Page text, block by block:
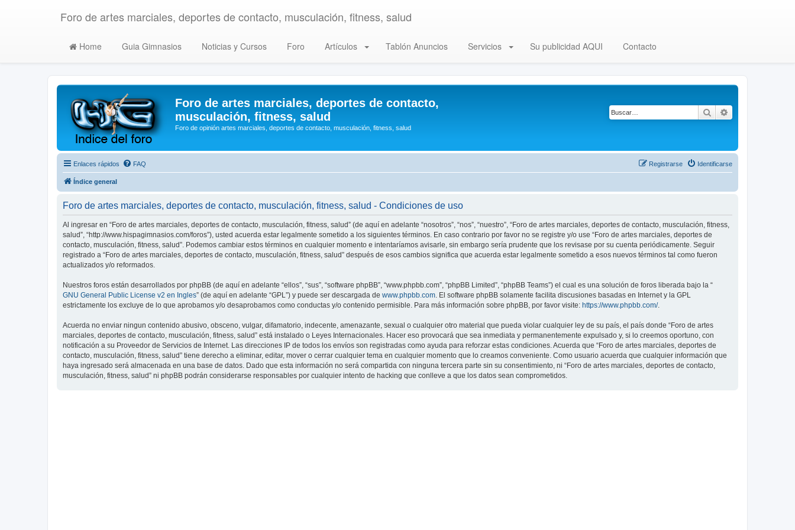
Foro de artes marciales, deportes de contacto, musculación, fitness, salud
Home Guia Gimnasios Noticias y Cursos Foro Artículos Tablón Anuncios Servicios Su publicidad AQUI Contacto
Foro de artes marciales, deportes de contacto,
musculación, fitness, salud
Foro de opinión artes marciales, deportes de contacto, musculación, fitness, salud
Buscar
Enlaces rápidos FAQ Identificarse
Registrarse
Índice general
Foro de artes marciales, deportes de contacto, musculación, fitness, salud - Condiciones de uso
Al ingresar en “Foro de artes marciales, deportes de contacto, musculación, fitness, salud” (de aquí en adelante “nosotros”, “nos”, “nuestro”, “Foro de artes marciales, deportes de contacto, musculación, fitness,
salud”, “http://www.hispagimnasios.com/foros”), usted acuerda estar legalmente sometido a los siguientes términos. En caso contrario por favor no se registre y/o use “Foro de artes marciales, deportes de
contacto, musculación, fitness, salud”. Podemos cambiar estos términos en cualquier momento e intentaríamos avisarle, sin embargo sería prudente que los revisase por su cuenta periódicamente. Seguir
registrado a “Foro de artes marciales, deportes de contacto, musculación, fitness, salud” después de esos cambios significa que acuerda estar legalmente sometido a esos nuevos términos tal como fueron
actualizados y/o reformados.
Nuestros foros están desarrollados por phpBB (de aquí en adelante “ellos”, “sus”, “software phpBB”, “www.phpbb.com”, “phpBB Limited”, “phpBB Teams”) el cual es una solución de foros liberada bajo la “
GNU General Public License v2 en Ingles” (de aquí en adelante “GPL”) y puede ser descargada de www.phpbb.com. El software phpBB solamente facilita discusiones basadas en Internet y la GPL
estrictamente los excluye de lo que aprobamos y/o desaprobamos como conductas y/o contenido permisible. Para más información sobre phpBB, por favor visite: https://www.phpbb.com/.
Acuerda no enviar ningun contenido abusivo, obsceno, vulgar, difamatorio, indecente, amenazante, sexual o cualquier otro material que pueda violar cualquier ley de su país, el país donde “Foro de artes
marciales, deportes de contacto, musculación, fitness, salud” está instalado o Leyes Internacionales. Hacer eso provocará que sea inmediata y permanentemente expulsado y, si lo creemos oportuno, con
notificación a su Proveedor de Servicios de Internet. Las direcciones IP de todos los envíos son registradas como ayuda para reforzar estas condiciones. Acuerda que “Foro de artes marciales, deportes de
contacto, musculación, fitness, salud” tiene derecho a eliminar, editar, mover o cerrar cualquier tema en cualquier momento que lo creamos conveniente. Como usuario acuerda que cualquier información que
haya ingresado será almacenada en una base de datos. Dado que esta información no será compartida con ninguna tercera parte sin su consentimiento, ni “Foro de artes marciales, deportes de contacto,
musculación, fitness, salud” ni phpBB podrán considerarse responsables por cualquier intento de hacking que conlleve a que los datos sean comprometidos.